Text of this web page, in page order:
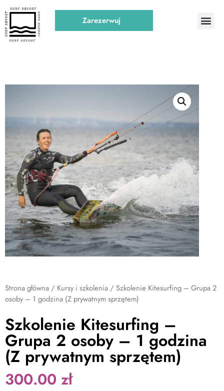
Zarezerwuj
Strona główna / Kursy i szkolenia / Szkolenie Kitesurfing – Grupa 2
osoby – 1 godzina (Z prywatnym sprzętem)
Szkolenie Kitesurfing –
Grupa 2 osoby – 1 godzina
(Z prywatnym sprzętem)
300.00 zł